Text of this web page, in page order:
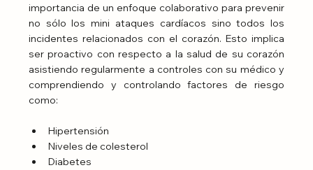
importancia de un enfoque colaborativo para prevenir
no sólo los mini ataques cardíacos sino todos los
incidentes relacionados con el corazón. Esto implica
ser proactivo con respecto a la salud de su corazón
asistiendo regularmente a controles con su médico y
comprendiendo y controlando factores de riesgo
como:
Hipertensión
Niveles de colesterol
Diabetes